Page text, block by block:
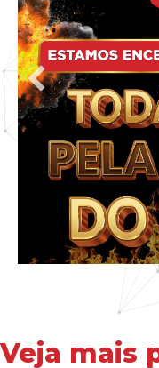
Veja mais